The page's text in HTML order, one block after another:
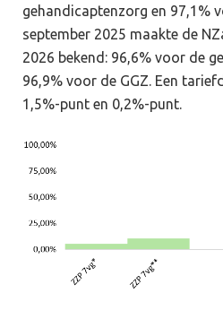
gehandicaptenzorg en 97,1%
september 2025 maakte de
2026 bekend: 96,6% voor de
96,9% voor de GGZ. Een
1,5%-punt en 0,2%-punt.